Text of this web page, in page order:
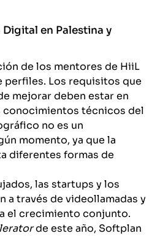
en Palestina y
de los mentores de HiiL
perfiles. Los requisitos que
mejorar deben estar en
conocimientos técnicos del
no es un
momento, ya que la
diferentes formas de
las startups y los
a través de videollamadas y
el crecimiento conjunto.
de este año, Softplan